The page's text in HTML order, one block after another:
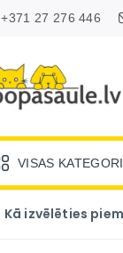
+371 27 276 446
VISAS
Kā izvēlēties